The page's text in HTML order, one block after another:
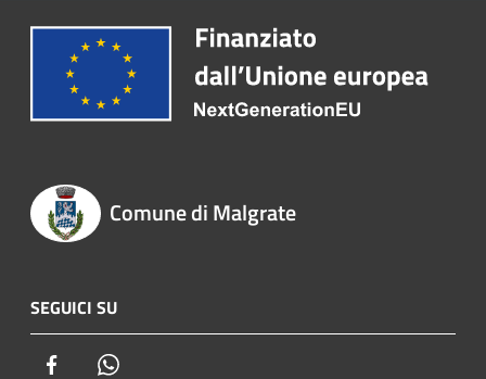
Comune di Malgrate
SEGUICI SU
Facebook